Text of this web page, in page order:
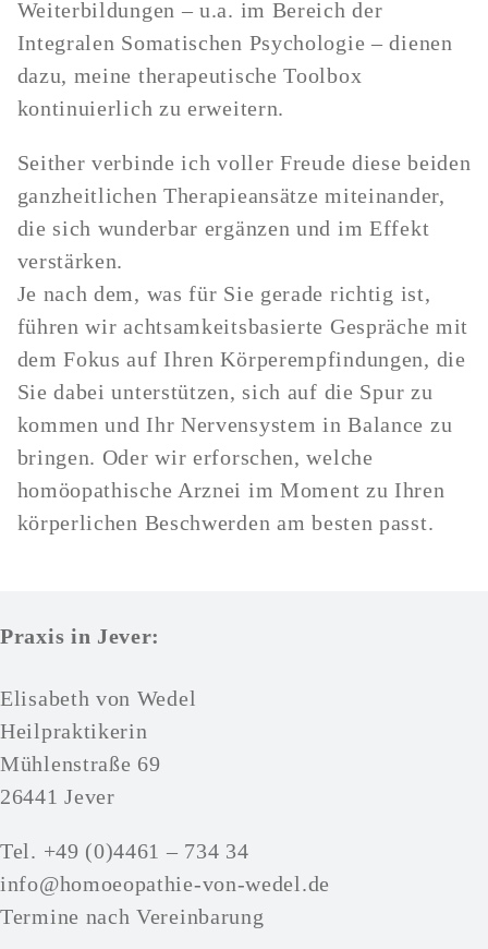
Weiterbildungen – u.a. im Bereich der
Integralen Somatischen Psychologie – dienen
dazu, meine therapeutische Toolbox
kontinuierlich zu erweitern.
Seither verbinde ich voller Freude diese beiden
ganzheitlichen Therapieansätze miteinander,
die sich wunderbar ergänzen und im Effekt
verstärken.
Je nach dem, was für Sie gerade richtig ist,
führen wir achtsamkeitsbasierte Gespräche mit
dem Fokus auf Ihren Körperempfindungen, die
Sie dabei unterstützen, sich auf die Spur zu
kommen und Ihr Nervensystem in Balance zu
bringen. Oder wir erforschen, welche
homöopathische Arznei im Moment zu Ihren
körperlichen Beschwerden am besten passt.
Praxis in Jever:
Elisabeth von Wedel
Heilpraktikerin
Mühlenstraße 69
26441 Jever
Tel. +49 (0)4461 – 734 34
info@homoeopathie-von-wedel.de
Termine nach Vereinbarung